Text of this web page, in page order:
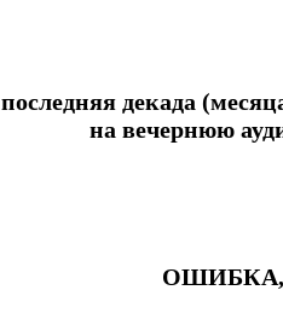
последняя декада
на вечернюю
ОШИБКА,